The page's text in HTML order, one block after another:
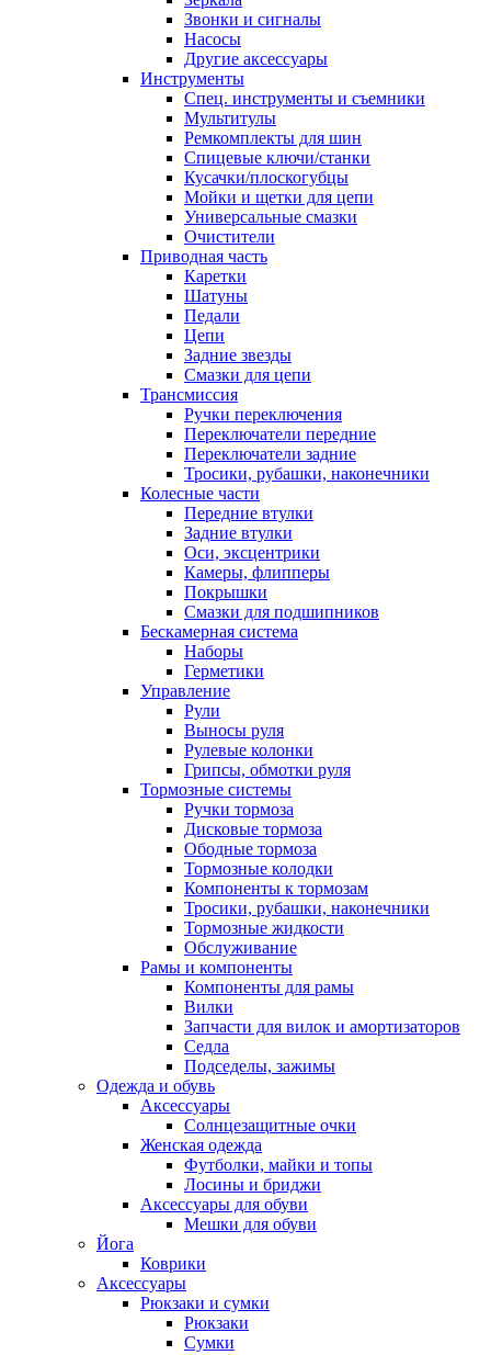
Звонки и сигналы
Насосы
Другие аксессуары
Инструменты
Спец. инструменты и съемники
Мультитулы
Ремкомплекты для шин
Спицевые ключи/станки
Кусачки/плоскогубцы
Мойки и щетки для цепи
Универсальные смазки
Очистители
Приводная часть
Каретки
Шатуны
Педали
Цепи
Задние звезды
Смазки для цепи
Трансмиссия
Ручки переключения
Переключатели передние
Переключатели задние
Тросики, рубашки, наконечники
Колесные части
Передние втулки
Задние втулки
Оси, эксцентрики
Камеры, флипперы
Покрышки
Смазки для подшипников
Бескамерная система
Наборы
Герметики
Управление
Рули
Выносы руля
Рулевые колонки
Грипсы, обмотки руля
Тормозные системы
Ручки тормоза
Дисковые тормоза
Ободные тормоза
Тормозные колодки
Компоненты к тормозам
Тросики, рубашки, наконечники
Тормозные жидкости
Обслуживание
Рамы и компоненты
Компоненты для рамы
Вилки
Запчасти для вилок и амортизаторов
Седла
Подседелы, зажимы
Одежда и обувь
Аксессуары
Солнцезащитные очки
Женская одежда
Футболки, майки и топы
Лосины и бриджи
Аксессуары для обуви
Мешки для обуви
Йога
Коврики
Аксессуары
Рюкзаки и сумки
Рюкзаки
Сумки